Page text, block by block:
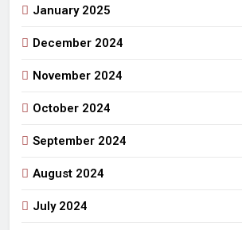
January 2025
December 2024
November 2024
October 2024
September 2024
August 2024
July 2024